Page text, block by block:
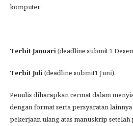
komputer.
Terbit Januari(deadline submit 1
Terbit Juli(deadline submit1 Juni).
Penulis diharapkan cermat dalam
dengan format serta persyaratan
pekerjaan ulang atas manuskrip setelah